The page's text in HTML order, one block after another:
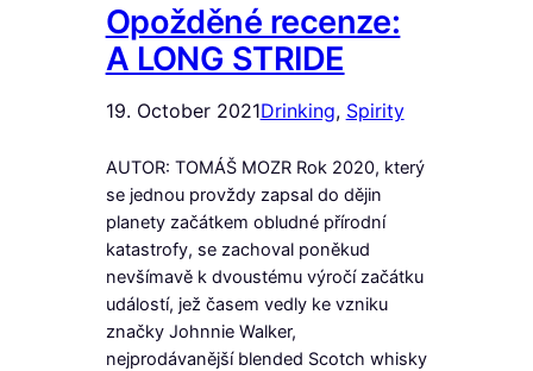
Opožděné recenze:
A LONG STRIDE
19. October 2021Drinking, Spirity
AUTOR: TOMÁŠ MOZR Rok 2020, který
se jednou provždy zapsal do dějin
planety začátkem obludné přírodní
katastrofy, se zachoval poněkud
nevšímavě k dvoustému výročí začátku
událostí, jež časem vedly ke vzniku
značky Johnnie Walker,
nejprodávanější blended Scotch whisky